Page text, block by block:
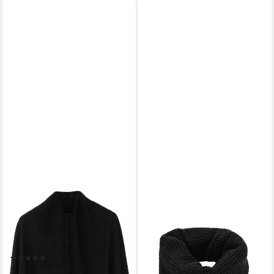
CHILLOUTS
Strickschal Gisa Scarf, Größe:
180 x 70 cm, vielseitige
Tragemöglichkeiten
20,99 €